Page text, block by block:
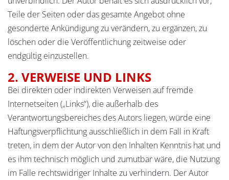
Teile der Seiten oder das gesamte Angebot ohne
gesonderte Ankündigung zu verändern, zu ergänzen, zu
löschen oder die Veröffentlichung zeitweise oder
endgültig einzustellen.
2. VERWEISE UND LINKS
Bei direkten oder indirekten Verweisen auf fremde
Internetseiten („Links“), die außerhalb des
Verantwortungsbereiches des Autors liegen, würde eine
Haftungsverpflichtung ausschließlich in dem Fall in Kraft
treten, in dem der Autor von den Inhalten Kenntnis hat und
es ihm technisch möglich und zumutbar wäre, die Nutzung
im Falle rechtswidriger Inhalte zu verhindern. Der Autor